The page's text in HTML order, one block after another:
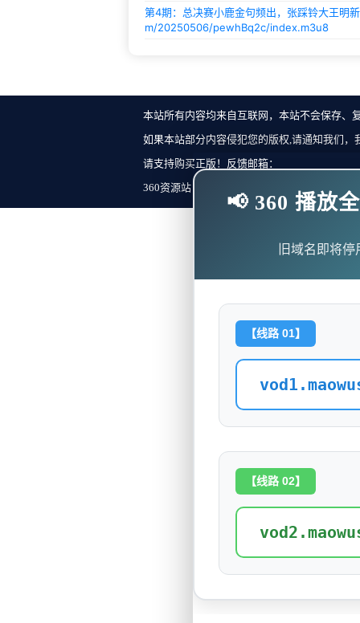
第4期：总决赛小鹿金句频出，张踩铃大王明
m/20250506/pewhBq2c/index.m3u8
本站所有内容均来自互联网，本站不会保存、
如果本站部分内容侵犯您的版权,请通知我们
请支持购买正版！反馈邮箱：
360资源站 Copyright ©2018-2023 All Rights
📢 360 播放
旧域名即将
【线路 01】
【线路 02】